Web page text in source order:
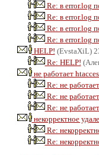
Re: в error.log
Re: в error.log
Re: в error.log
Re: в error.log
HELP! (EvstaXiL)
Re: HELP!
не работает
Re: не
Re: не
Re: не
некорректное
Re:
Re: